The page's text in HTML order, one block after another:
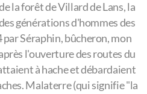
la forêt de Villard de Lans, la
générations d'hommes des
Séraphin, bûcheron, mon
l'ouverture des routes du
à hache et débardaient
Malaterre (qui signifie "la